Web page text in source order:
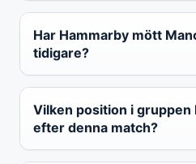
Har Hammarby mött
tidigare?
Vilken position i gruppen
efter denna match?